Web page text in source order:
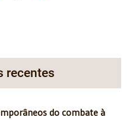
com filhos menores
O amigo Antônio Delfim Netto
recentes
do combate à